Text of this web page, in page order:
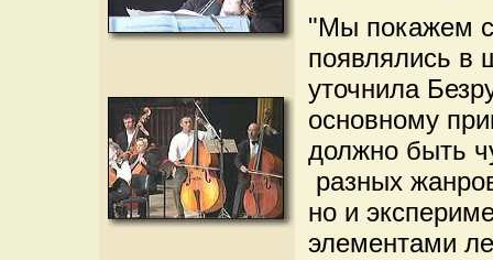
"Мы покажем
появлялись в
уточнила
основному
должно быть
разных
но и
элементами